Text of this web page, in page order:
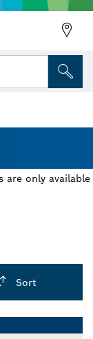
are only available
Sort